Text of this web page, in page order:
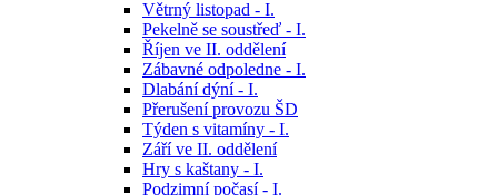
Větrný listopad - I.
Pekelně se soustřeď - I.
Říjen ve II. oddělení
Zábavné odpoledne - I.
Dlabání dýní - I.
Přerušení provozu ŠD
Týden s vitamíny - I.
Září ve II. oddělení
Hry s kaštany - I.
Podzimní počasí - I.